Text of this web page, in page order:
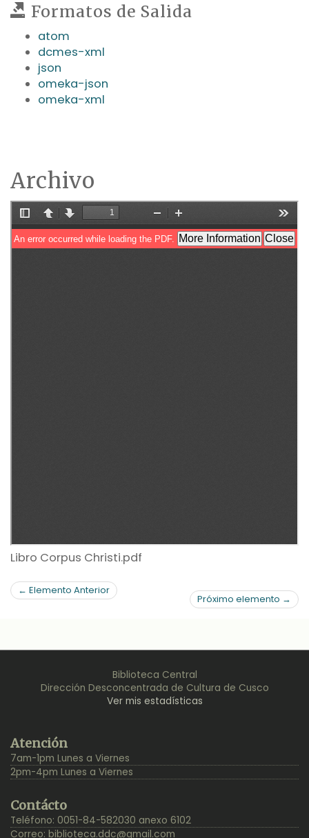
Formatos de Salida
atom
dcmes-xml
json
omeka-json
omeka-xml
Archivo
Libro Corpus Christi.pdf
← Elemento Anterior
Próximo elemento →
Biblioteca Central
Dirección Desconcentrada de Cultura de Cusco
Ver mis estadísticas
Top
Atención
7am-1pm Lunes a Viernes
2pm-4pm Lunes a Viernes
Contácto
Teléfono: 0051-84-582030 anexo 6102
Correo: biblioteca.ddc@gmail.com